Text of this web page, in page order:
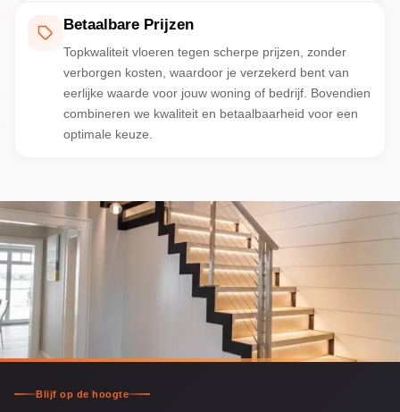
Betaalbare Prijzen
Topkwaliteit vloeren tegen scherpe prijzen, zonder
verborgen kosten, waardoor je verzekerd bent van
eerlijke waarde voor jouw woning of bedrijf. Bovendien
combineren we kwaliteit en betaalbaarheid voor een
optimale keuze.
Blijf op de hoogte